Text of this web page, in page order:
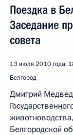
Поездка в
Заседание
совета
13 июля 2010 года,
Белгород
Дмитрий
Белгородской